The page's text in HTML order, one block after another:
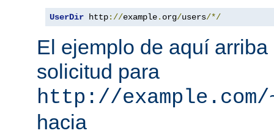
UserDir http://example. org/users/*/
El ejemplo de aquí
solicitud para
http://example.com/
hacia